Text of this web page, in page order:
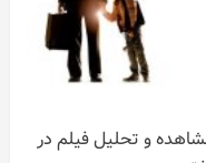
و تحلیل فیلم در